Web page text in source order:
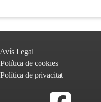
Avís Legal
Política de cookies
Política de privacitat